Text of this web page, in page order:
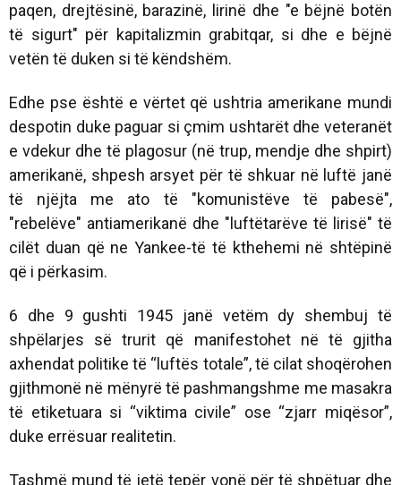
paqen, drejtësinë, barazinë, lirinë dhe "e bëjnë botën
të sigurt" për kapitalizmin grabitqar, si dhe e bëjnë
vetën të duken si të këndshëm.
Edhe pse është e vërtet që ushtria amerikane mundi
despotin duke paguar si çmim ushtarët dhe veteranët
e vdekur dhe të plagosur (në trup, mendje dhe shpirt)
amerikanë, shpesh arsyet për të shkuar në luftë janë
të njëjta me ato të "komunistëve të pabesë",
"rebelëve" antiamerikanë dhe "luftëtarëve të lirisë" të
cilët duan që ne Yankee-të të kthehemi në shtëpinë
që i përkasim.
6 dhe 9 gushti 1945 janë vetëm dy shembuj të
shpëlarjes së trurit që manifestohet në të gjitha
axhendat politike të “luftës totale”, të cilat shoqërohen
gjithmonë në mënyrë të pashmangshme me masakra
të etiketuara si “viktima civile” ose “zjarr miqësor”,
duke errësuar realitetin.
Tashmë mund të jetë tepër vonë për të shpëtuar dhe